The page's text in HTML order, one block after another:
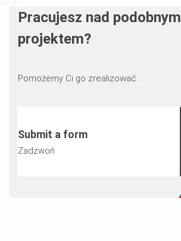
Pracujesz nad podobnym
projektem?
Pomożemy Ci go zrealizować.
Submit a form
Zadzwoń